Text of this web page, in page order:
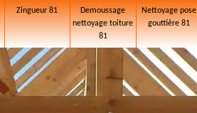
Zingueur 81
Demoussage
nettoyage toiture
81
Nettoyage pose
gouttière 81